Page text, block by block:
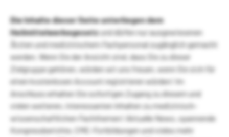
Die Inhalte dieser Seite unterliegen dem
Heilmittelwerbegesetzund dürfen nur ausgewiesenen
Ärzten und medizinischem Fachpersonal zugänglich gemacht
werden. Wenn Sie der Ansicht sind, dass Sie zu dieser
Zielgruppe gehören, würden wir uns freuen, wenn Sie sich für
einen kostenlosen Account registrieren würden! Im
Anschluss erhalten Sie sofortigen Zugang zu diesem und
vielen weiteren, interessanten Inhalten zu medizinisch-
wissenschaftlichen Fachthemen! Aktuelle News, spannende
Kongressberichte, CME-Fortbildungen und vieles mehr